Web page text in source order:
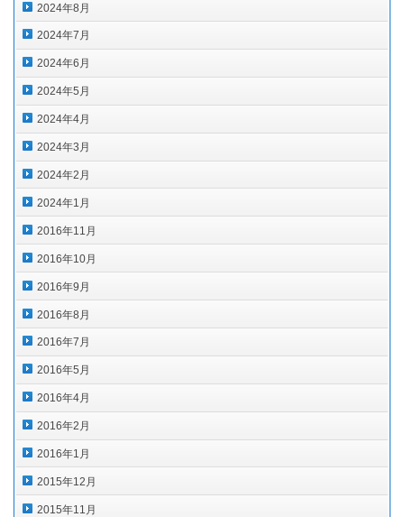
2024年8月
2024年7月
2024年6月
2024年5月
2024年4月
2024年3月
2024年2月
2024年1月
2016年11月
2016年10月
2016年9月
2016年8月
2016年7月
2016年5月
2016年4月
2016年2月
2016年1月
2015年12月
2015年11月